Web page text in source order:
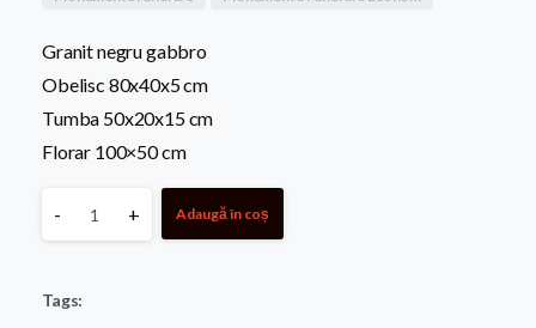
Granit negru gabbro
Obelisc 80x40x5 cm
Tumba 50x20x15 cm
Florar 100×50 cm
Monument
29
- + Adaugă în coș
Tags: